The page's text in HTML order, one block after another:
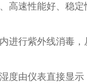
高速性能好、稳定
进行紫外线消毒
度由仪表直接显示